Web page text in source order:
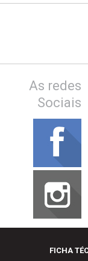
As redes
Sociais
FICHA